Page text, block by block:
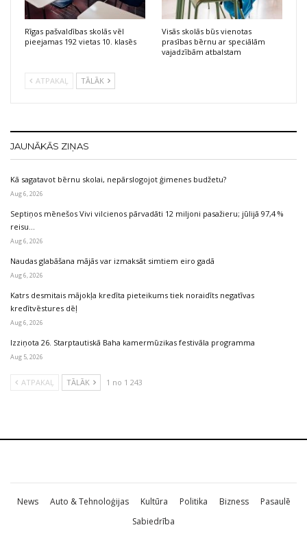
Rīgas pašvaldības skolās vēl
pieejamas 192 vietas 10. klasēs
Visās skolās būs vienotas
prasības bērnu ar speciālām
vajadzībām atbalstam
ATPAKAĻ TĀLĀK
JAUNĀKĀS ZIŅAS
Kā sagatavot bērnu skolai, nepārslogojot ģimenes budžetu?
Aug 6, 2026
Septiņos mēnešos Vivi vilcienos pārvadāti 12 miljoni pasažieru; jūlijā 97,4 %
reisu…
Aug 6, 2026
Naudas glabāšana mājās var izmaksāt simtiem eiro gadā
Aug 6, 2026
Katrs desmitais mājokļa kredīta pieteikums tiek noraidīts negatīvas
kredītvēstures dēļ
Aug 6, 2026
Izziņota 26. Starptautiskā Baha kamermūzikas festivāla programma
Aug 5, 2026
ATPAKAĻ TĀLĀK 1 no 1 243
News Auto & Tehnoloģijas Kultūra Politika Bizness
Pasaulē
Sabiedrība